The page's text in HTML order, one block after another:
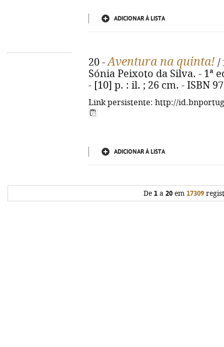
ADICIONAR À LISTA
20 -Aventura na quinta! /
Sónia Peixoto da Silva. - 1ª
- [10] p. : il. ; 26 cm. - ISBN
Link persistente: http://
ADICIONAR À LISTA
De 1 a 20 em 17309